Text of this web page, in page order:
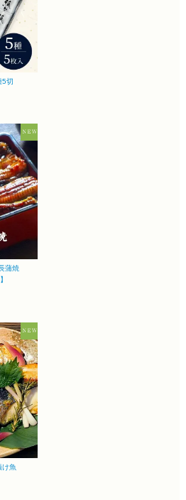
5切
蒲焼
け魚